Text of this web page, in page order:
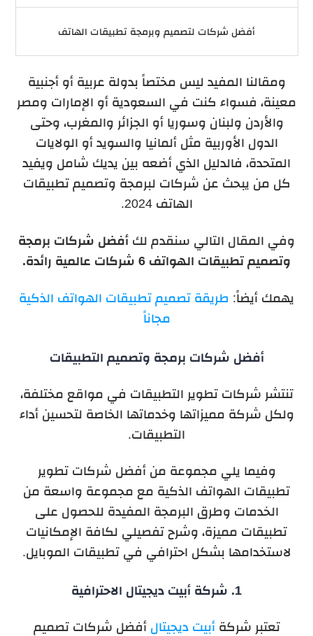
أفضل شركات لتصميم وبرمجة تطبيقات الهاتف
ومقالنا المفيد ليس مختصاً بدولة عربية أو أجنبية
معينة، فسواء كنت في السعودية أو الإمارات ومصر
والأردن ولبنان وسوريا أو الجزائر والمغرب، وحتى
الدول الأوربية مثل ألمانيا والسويد أو الولايات
المتحدة، فالدليل الذي أضعه بين يديك شامل ويفيد
كل من يبحث عن شركات لبرمجة وتصميم تطبيقات
الهاتف 2024.
وفي المقال التالي سنقدم لك أفضل شركات برمجة
وتصميم تطبيقات الهواتف 6 شركات عالمية رائدة.
يهمك أيضاً: طريقة تصميم تطبيقات الهواتف الذكية
مجاناً
أفضل شركات برمجة وتصميم التطبيقات
تنتشر شركات تطوير التطبيقات في مواقع مختلفة،
ولكل شركة مميزاتها وخدماتها الخاصة لتحسين أداء
التطبيقات.
وفيما يلي مجموعة من أفضل شركات تطوير
تطبيقات الهواتف الذكية مع مجموعة واسعة من
الخدمات وطرق البرمجة المفيدة للحصول على
تطبيقات مميزة، وشرح تفصيلي لكافة الإمكانيات
لاستخدامها بشكل احترافي في تطبيقات الموبايل.
1. شركة أبيت ديجيتال الاحترافية
تعتبر شركةأبيت ديجيتال أفضل شركات تصميم